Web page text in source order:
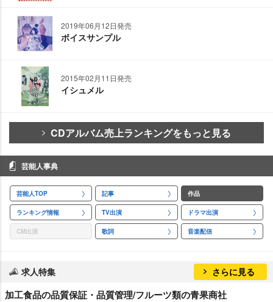
2019年06月12日発売
ボイスサンプル
2015年02月11日発売
イシュメル
CDアルバム売上ランキングをもっと見る
芸能人事典
芸能人TOP 記事 作品
ランキング情報 TV出演 ドラマ出演
CM出演 歌詞 音楽配信
求人特集 さらに見る
加工食品の品質保証・品質管理/フルーツ類の青果商社